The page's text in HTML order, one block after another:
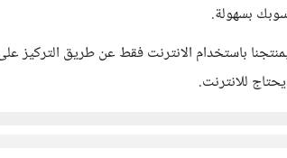
بسهولة.
باستخدام الانترنت فقط عن طريق التركيز
للانترنت.